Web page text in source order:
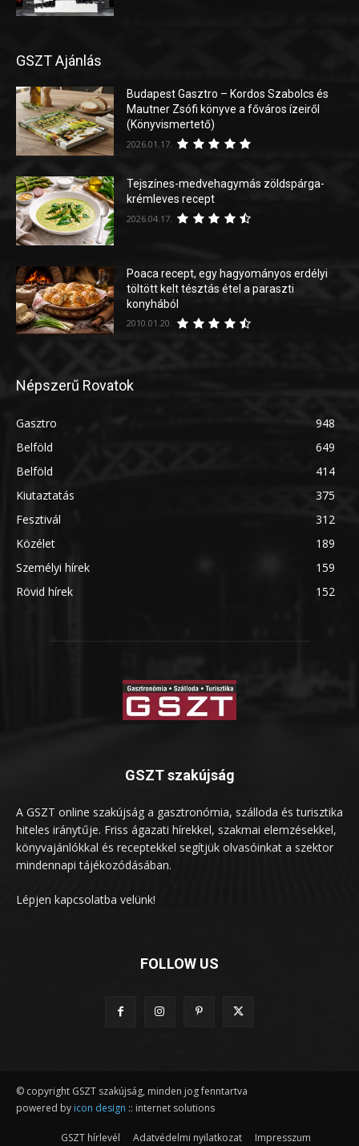
GSZT Ajánlás
Budapest Gasztro – Kordos Szabolcs és
Mautner Zsófi könyve a főváros ízeiről
(Könyvismertető)
2026.01.17.
Tejszínes-medvehagymás zöldspárga-
krémleves recept
2026.04.17.
Poaca recept, egy hagyományos erdélyi
töltött kelt tésztás étel a paraszti
konyhából
2010.01.20.
Népszerű Rovatok
Gasztro
948
Belföld
649
Belföld
414
Kiutaztatás
375
Fesztivál
312
Közélet
189
Személyi hírek
159
Rövid hírek
152
GSZT szakújság
A GSZT online szakújság a gasztronómia, szálloda és turisztika
hiteles iránytűje. Friss ágazati hírekkel, szakmai elemzésekkel,
könyvajánlókkal és receptekkel segítjük olvasóinkat a szektor
mindennapi tájékozódásában.
Lépjen kapcsolatba velünk!
FOLLOW US
© copyright GSZT szakújság, minden jog fenntartva
powered by icon design :: internet solutions
GSZT hírlevél Adatvédelmi nyilatkozat Impresszum